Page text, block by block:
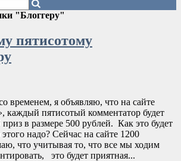
"Блоггеру"
пятисотому
временем, я объявляю, что на сайте
каждый пятисотый комментатор будет
в размере 500 рублей. Как это будет
надо? Сейчас на сайте 1200
что учитывая то, что все мы ходим
это будет приятная...